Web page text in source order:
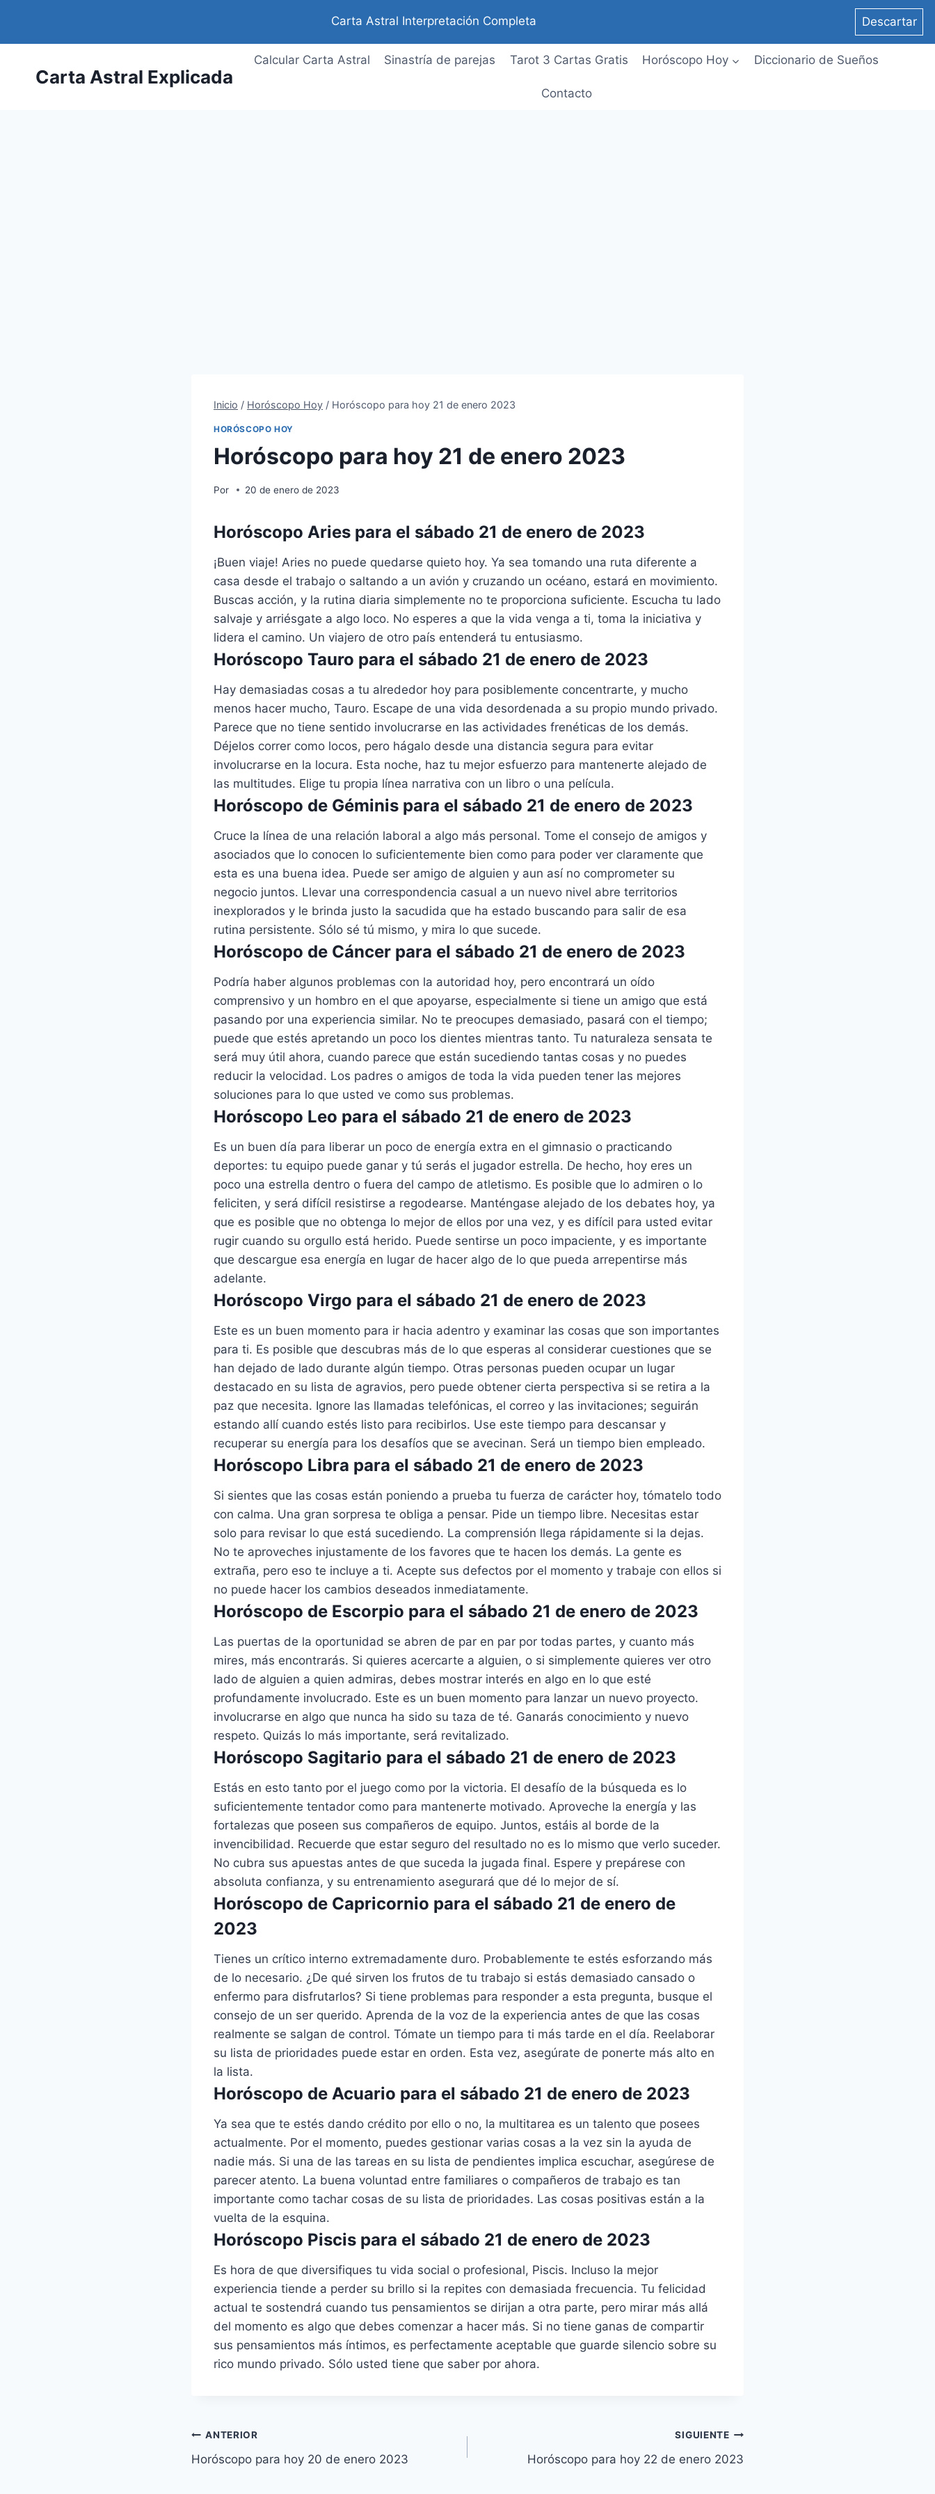
contenido
Carta Astral Interpretación Completa Descartar
Carta Astral Explicada
Calcular Carta Astral Sinastría de parejas Tarot 3 Cartas Gratis Horóscopo Hoy Diccionario de Sueños
Contacto
Inicio / Horóscopo Hoy / Horóscopo para hoy 21 de enero 2023
HORÓSCOPO HOY
Horóscopo para hoy 21 de enero 2023
Por 20 de enero de 2023
Horóscopo Aries para el sábado 21 de enero de 2023
¡Buen viaje! Aries no puede quedarse quieto hoy. Ya sea tomando una ruta diferente a
casa desde el trabajo o saltando a un avión y cruzando un océano, estará en movimiento.
Buscas acción, y la rutina diaria simplemente no te proporciona suficiente. Escucha tu lado
salvaje y arriésgate a algo loco. No esperes a que la vida venga a ti, toma la iniciativa y
lidera el camino. Un viajero de otro país entenderá tu entusiasmo.
Horóscopo Tauro para el sábado 21 de enero de 2023
Hay demasiadas cosas a tu alrededor hoy para posiblemente concentrarte, y mucho
menos hacer mucho, Tauro. Escape de una vida desordenada a su propio mundo privado.
Parece que no tiene sentido involucrarse en las actividades frenéticas de los demás.
Déjelos correr como locos, pero hágalo desde una distancia segura para evitar
involucrarse en la locura. Esta noche, haz tu mejor esfuerzo para mantenerte alejado de
las multitudes. Elige tu propia línea narrativa con un libro o una película.
Horóscopo de Géminis para el sábado 21 de enero de 2023
Cruce la línea de una relación laboral a algo más personal. Tome el consejo de amigos y
asociados que lo conocen lo suficientemente bien como para poder ver claramente que
esta es una buena idea. Puede ser amigo de alguien y aun así no comprometer su
negocio juntos. Llevar una correspondencia casual a un nuevo nivel abre territorios
inexplorados y le brinda justo la sacudida que ha estado buscando para salir de esa
rutina persistente. Sólo sé tú mismo, y mira lo que sucede.
Horóscopo de Cáncer para el sábado 21 de enero de 2023
Podría haber algunos problemas con la autoridad hoy, pero encontrará un oído
comprensivo y un hombro en el que apoyarse, especialmente si tiene un amigo que está
pasando por una experiencia similar. No te preocupes demasiado, pasará con el tiempo;
puede que estés apretando un poco los dientes mientras tanto. Tu naturaleza sensata te
será muy útil ahora, cuando parece que están sucediendo tantas cosas y no puedes
reducir la velocidad. Los padres o amigos de toda la vida pueden tener las mejores
soluciones para lo que usted ve como sus problemas.
Horóscopo Leo para el sábado 21 de enero de 2023
Es un buen día para liberar un poco de energía extra en el gimnasio o practicando
deportes: tu equipo puede ganar y tú serás el jugador estrella. De hecho, hoy eres un
poco una estrella dentro o fuera del campo de atletismo. Es posible que lo admiren o lo
feliciten, y será difícil resistirse a regodearse. Manténgase alejado de los debates hoy, ya
que es posible que no obtenga lo mejor de ellos por una vez, y es difícil para usted evitar
rugir cuando su orgullo está herido. Puede sentirse un poco impaciente, y es importante
que descargue esa energía en lugar de hacer algo de lo que pueda arrepentirse más
adelante.
Horóscopo Virgo para el sábado 21 de enero de 2023
Este es un buen momento para ir hacia adentro y examinar las cosas que son importantes
para ti. Es posible que descubras más de lo que esperas al considerar cuestiones que se
han dejado de lado durante algún tiempo. Otras personas pueden ocupar un lugar
destacado en su lista de agravios, pero puede obtener cierta perspectiva si se retira a la
paz que necesita. Ignore las llamadas telefónicas, el correo y las invitaciones; seguirán
estando allí cuando estés listo para recibirlos. Use este tiempo para descansar y
recuperar su energía para los desafíos que se avecinan. Será un tiempo bien empleado.
Horóscopo Libra para el sábado 21 de enero de 2023
Si sientes que las cosas están poniendo a prueba tu fuerza de carácter hoy, tómatelo todo
con calma. Una gran sorpresa te obliga a pensar. Pide un tiempo libre. Necesitas estar
solo para revisar lo que está sucediendo. La comprensión llega rápidamente si la dejas.
No te aproveches injustamente de los favores que te hacen los demás. La gente es
extraña, pero eso te incluye a ti. Acepte sus defectos por el momento y trabaje con ellos si
no puede hacer los cambios deseados inmediatamente.
Horóscopo de Escorpio para el sábado 21 de enero de 2023
Las puertas de la oportunidad se abren de par en par por todas partes, y cuanto más
mires, más encontrarás. Si quieres acercarte a alguien, o si simplemente quieres ver otro
lado de alguien a quien admiras, debes mostrar interés en algo en lo que esté
profundamente involucrado. Este es un buen momento para lanzar un nuevo proyecto.
involucrarse en algo que nunca ha sido su taza de té. Ganarás conocimiento y nuevo
respeto. Quizás lo más importante, será revitalizado.
Horóscopo Sagitario para el sábado 21 de enero de 2023
Estás en esto tanto por el juego como por la victoria. El desafío de la búsqueda es lo
suficientemente tentador como para mantenerte motivado. Aproveche la energía y las
fortalezas que poseen sus compañeros de equipo. Juntos, estáis al borde de la
invencibilidad. Recuerde que estar seguro del resultado no es lo mismo que verlo suceder.
No cubra sus apuestas antes de que suceda la jugada final. Espere y prepárese con
absoluta confianza, y su entrenamiento asegurará que dé lo mejor de sí.
Horóscopo de Capricornio para el sábado 21 de enero de
2023
Tienes un crítico interno extremadamente duro. Probablemente te estés esforzando más
de lo necesario. ¿De qué sirven los frutos de tu trabajo si estás demasiado cansado o
enfermo para disfrutarlos? Si tiene problemas para responder a esta pregunta, busque el
consejo de un ser querido. Aprenda de la voz de la experiencia antes de que las cosas
realmente se salgan de control. Tómate un tiempo para ti más tarde en el día. Reelaborar
su lista de prioridades puede estar en orden. Esta vez, asegúrate de ponerte más alto en
la lista.
Horóscopo de Acuario para el sábado 21 de enero de 2023
Ya sea que te estés dando crédito por ello o no, la multitarea es un talento que posees
actualmente. Por el momento, puedes gestionar varias cosas a la vez sin la ayuda de
nadie más. Si una de las tareas en su lista de pendientes implica escuchar, asegúrese de
parecer atento. La buena voluntad entre familiares o compañeros de trabajo es tan
importante como tachar cosas de su lista de prioridades. Las cosas positivas están a la
vuelta de la esquina.
Horóscopo Piscis para el sábado 21 de enero de 2023
Es hora de que diversifiques tu vida social o profesional, Piscis. Incluso la mejor
experiencia tiende a perder su brillo si la repites con demasiada frecuencia. Tu felicidad
actual te sostendrá cuando tus pensamientos se dirijan a otra parte, pero mirar más allá
del momento es algo que debes comenzar a hacer más. Si no tiene ganas de compartir
sus pensamientos más íntimos, es perfectamente aceptable que guarde silencio sobre su
rico mundo privado. Sólo usted tiene que saber por ahora.
Navegación
de
ANTERIOR
Horóscopo para hoy 20 de enero 2023
SIGUIENTE
Horóscopo para hoy 22 de enero 2023